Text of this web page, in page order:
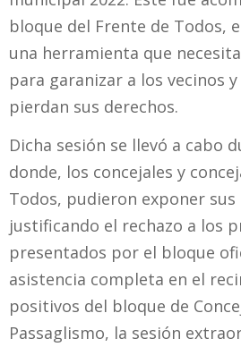
bloque del Frente de Todos,
una herramienta que
para garanizar a los vecinos
pierdan sus derechos.
Dicha sesión se llevó a cabo
donde, los concejales y
Todos, pudieron exponer sus
justificando el rechazo a los
presentados por el bloque
asistencia completa en el
positivos del bloque de
Passaglismo, la sesión